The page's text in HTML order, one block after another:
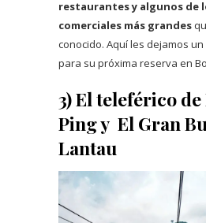
restaurantes y algunos de
comerciales más grandes
conocido. Aquí les dejamos un
para su próxima reserva en
3) El teleférico
Ping y El Gran
Lantau